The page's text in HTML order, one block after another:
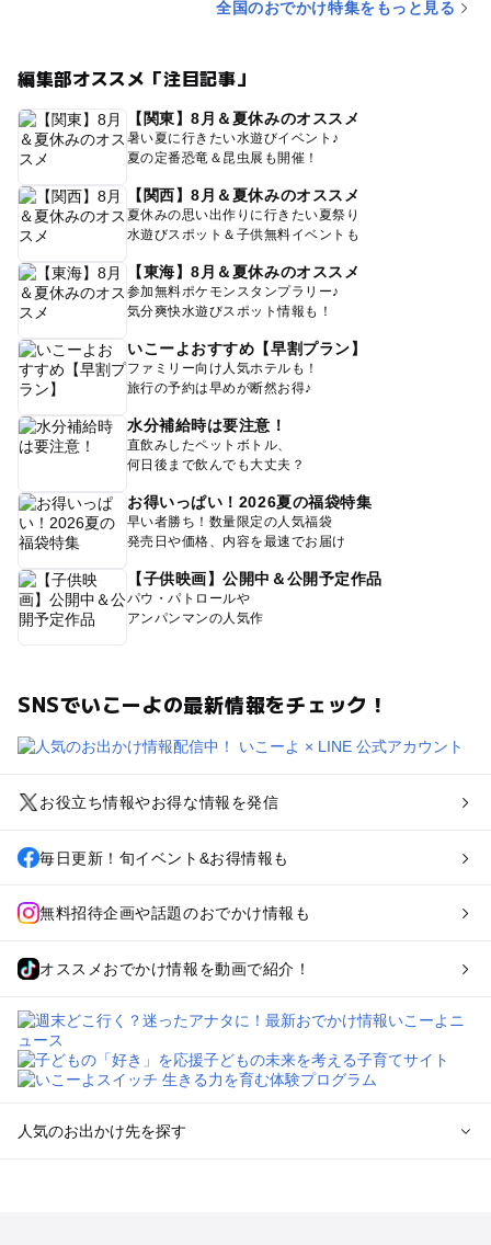
全国のおでかけ特集をもっと見る
編集部オススメ「注目記事」
【関東】8月＆夏休みのオススメ
暑い夏に行きたい水遊びイベント♪
夏の定番恐竜＆昆虫展も開催！
【関西】8月＆夏休みのオススメ
夏休みの思い出作りに行きたい夏祭り
水遊びスポット＆子供無料イベントも
【東海】8月＆夏休みのオススメ
参加無料ポケモンスタンプラリー♪
気分爽快水遊びスポット情報も！
いこーよおすすめ【早割プラン】
ファミリー向け人気ホテルも！
旅行の予約は早めが断然お得♪
水分補給時は要注意！
直飲みしたペットボトル、
何日後まで飲んでも大丈夫？
お得いっぱい！2026夏の福袋特集
早い者勝ち！数量限定の人気福袋
発売日や価格、内容を最速でお届け
【子供映画】公開中＆公開予定作品
パウ・パトロールや
アンパンマンの人気作
SNSでいこーよの最新情報をチェック！
お役立ち情報やお得な情報を発信
毎日更新！旬イベント&お得情報も
無料招待企画や話題のおでかけ情報も
オススメおでかけ情報を動画で紹介！
人気のお出かけ先を探す